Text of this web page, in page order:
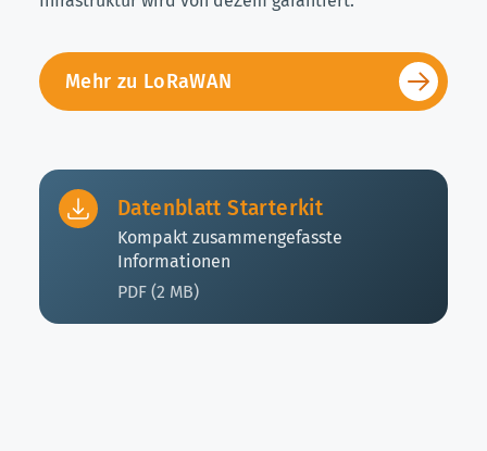
Mehr zu LoRaWAN
Datenblatt Starterkit
Kompakt zusammengefasste
Informationen
PDF (2 MB)